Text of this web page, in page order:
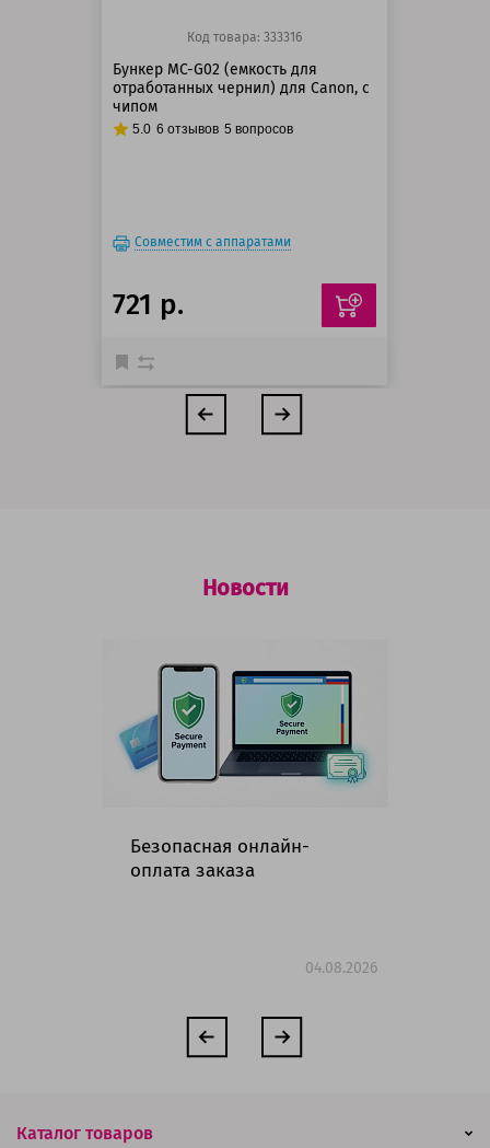
Код товара: 333316
Бункер MC-G02 (емкость для
отработанных чернил) для Canon, с
чипом
5.0 6 отзывов 5 вопросов
Совместим с аппаратами
721 р.
Новости
Безопасная онлайн-
оплата заказа
04.08.2026
Каталог товаров